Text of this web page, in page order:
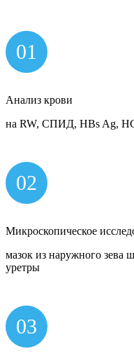
01
Анализ крови
на RW, СПИД, HBs Ag,
02
Микроскопическое
мазок из наружного зева
уретры
03